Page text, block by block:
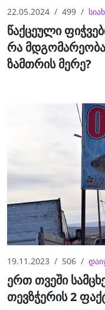
22.05.2024 499
წაქცეული
რა
ზამთრის მერე?
19.11.2023 506
ერთ თვეში
თევზჭერის 2